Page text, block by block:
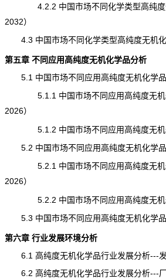
4.2.2 中国市场不同化学类型高纯度无
2032）
4.3 中国市场不同化学类型高纯度无机化
第五章 不同应用高纯度无机化学品分析
5.1 中国市场不同应用高纯度无机化学品
5.1.1 中国市场不同应用高纯度无机化
2026）
5.1.2 中国市场不同应用高纯度无机
5.2 中国市场不同应用高纯度无机化学品
5.2.1 中国市场不同应用高纯度无机化
2026）
5.2.2 中国市场不同应用高纯度无机
5.3 中国市场不同应用高纯度无机化学品
第六章 行业发展环境分析
6.1 高纯度无机化学品行业发展分析---
6.2 高纯度无机化学品行业发展分析---